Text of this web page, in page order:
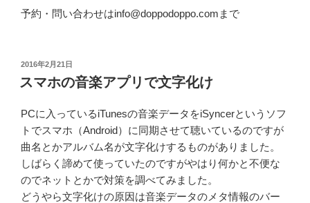
予約・問い合わせはinfo@doppodoppo.comまで
投
稿
日:
2016年2月21日
スマホの音楽アプリで文字化け
PCに入っているiTunesの音楽データをiSyncerというソフ
トでスマホ（Android）に同期させて聴いているのですが
曲名とかアルバム名が文字化けするものがありました。
しばらく諦めて使っていたのですがやはり何かと不便な
のでネットとかで対策を調べてみました。
どうやら文字化けの原因は音楽データのメタ情報のバー